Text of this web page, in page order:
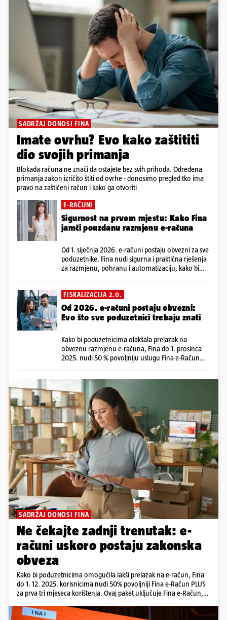
SADRŽAJ DONOSI FINA
Imate ovrhu? Evo kako zaštititi
dio svojih primanja
Blokada računa ne znači da ostajete bez svih prihoda. Određena
primanja zakon izričito štiti od ovrhe - donosimo pregled tko ima
pravo na zaštićeni račun i kako ga otvoriti
E-RAČUNI
Sigurnost na prvom mjestu: Kako Fina
jamči pouzdanu razmjenu e-računa
Od 1. siječnja 2026. e-računi postaju obvezni za sve
poduzetnike. Fina nudi sigurna i praktična rješenja
za razmjenu, pohranu i automatizaciju, kako bi
FISKALIZACIJA 2.0.
Od 2026. e-računi postaju obvezni:
Evo što sve poduzetnici trebaju znati
Kako bi poduzetnicima olakšala prelazak na
obveznu razmjenu e-računa, Fina do 1. prosinca
2025. nudi 50 % povoljniju uslugu Fina e-Račun
Faktoring platformu
SADRŽAJ DONOSI FINA
Ne čekajte zadnji trenutak: e-
računi uskoro postaju zakonska
obveza
Kako bi poduzetnicima omogućila lakši prelazak na e-račun, Fina
do 1. 12. 2025. korisnicima nudi 50% povoljniji Fina e-Račun PLUS
za prva tri mjeseca korištenja. Ovaj paket uključuje Fina e-Račun,